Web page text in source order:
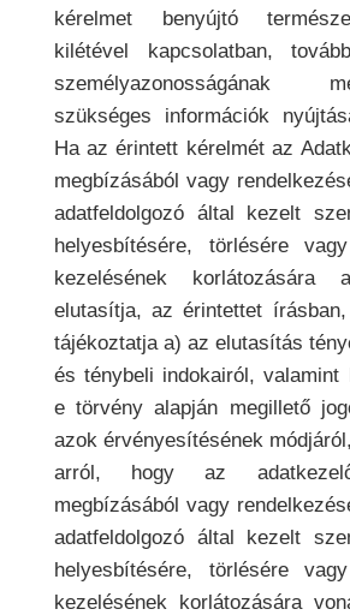
kérelmet benyújtó
kilétével kapcsolatban,
személyazonosságának
szükséges információk
Ha az érintett kérelmét az
megbízásából vagy
adatfeldolgozó által kezelt
helyesbítésére, törlésére
kezelésének korlátozására
elutasítja, az érintettet írásban,
tájékoztatja a) az elutasítás
és ténybeli indokairól,
e törvény alapján megillető
azok érvényesítésének
arról, hogy az
megbízásából vagy
adatfeldolgozó által kezelt
helyesbítésére, törlésére
kezelésének korlátozására